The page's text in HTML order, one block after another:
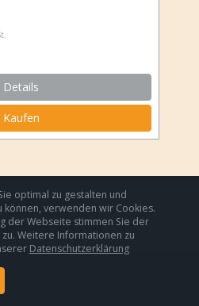
Details
Kaufen
- Blog Title
Datenschutzerklärung
optimal zu gestalten und
verwenden wir Cookies.
der Webseite stimmen Sie der
Weitere Informationen zu
Datenschutzerklärung